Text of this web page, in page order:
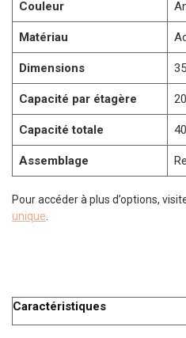
Couleur
Matériau
Dimensions
Capacité par étagère
Capacité totale
Assemblage
Pour accéder à plus d’options,
unique
Caractéristiques